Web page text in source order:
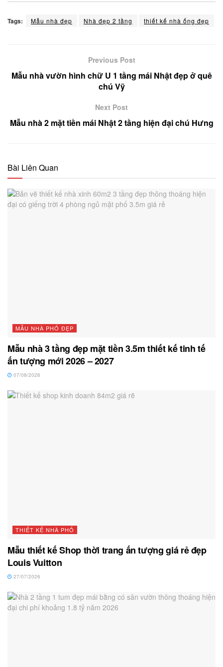
Tags: Mẫu nhà đẹp Nhà đẹp 2 tầng thiết kế nhà ống đẹp
Previous Post
Mẫu nhà vườn hình chữ U 1 tầng mái Nhật đẹp ở quê
chú Vỹ
Next Post
Mẫu nhà 2 mặt tiền mái Nhật 2 tầng hiện đại chú Hưng
Bài Liên Quan
MẪU NHÀ PHỐ ĐẸP
Mẫu nhà 3 tầng đẹp mặt tiền 3.5m thiết kế tinh tế
ấn tượng mới 2026 – 2027
07/08/2026
THIẾT KẾ NHÀ PHỐ
Mẫu thiết kế Shop thời trang ấn tượng giá rẻ đẹp
Louis Vuitton
27/07/2026